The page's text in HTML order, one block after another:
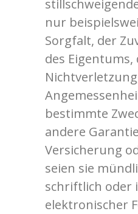
nur
Sorgfalt, der
des Eigentums,
bestimmte
andere
Versicherung
seien sie
schriftlich oder
elektronischer